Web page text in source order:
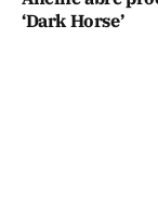
‘Dark Horse’